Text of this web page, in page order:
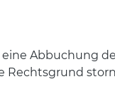
Rechtsgrund